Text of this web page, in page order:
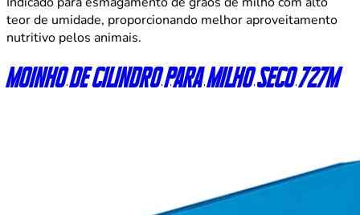
teor de umidade, proporcionando melhor aproveitamento
nutritivo pelos animais.
Moinho de cilindro para milho seco 727M